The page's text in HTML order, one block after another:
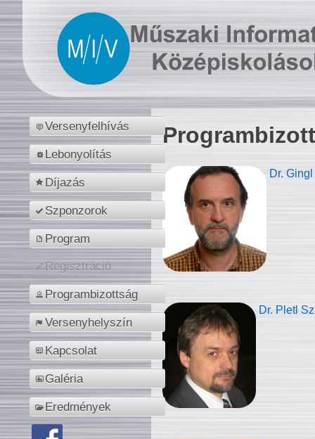
Versenyfelhívás
Lebonyolítás
Díjazás
Szponzorok
Program
Regisztráció
Programbizottság
Versenyhelyszín
Kapcsolat
Galéria
Eredmények
Dr.
Dr. Pletl